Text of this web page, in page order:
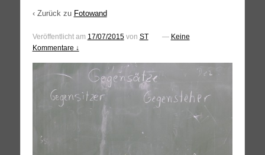
‹ Zurück zu Fotowand
Veröffentlicht am 17/07/2015von ST — Keine
Kommentare ↓